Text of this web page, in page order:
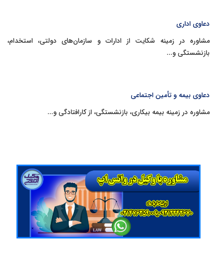
دعاوی اداری
مشاوره در زمینه شکایت از ادارات و سازمان‌های دولتی، استخدام،
بازنشستگی و...
دعاوی بیمه و تأمین اجتماعی
مشاوره در زمینه بیمه بیکاری، بازنشستگی، از کارافتادگی و...